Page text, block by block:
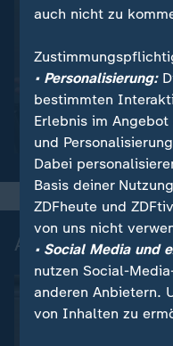
Alice Weidel (AfD) im
"Nichts ist gelöst"
Auszüge aus
auch nicht zu
• Personalisierung:
bestimmten
Erlebnis im Angebot
und
Dabei
Basis deiner
ZDFheute und
von uns nicht
• Social Media und
nutzen Social-
anderen Anbietern.
von Inhalten zu